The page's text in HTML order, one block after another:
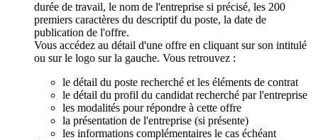
durée de travail, le nom de l'entreprise si précisé, les 200
premiers caractères du descriptif du poste, la date de
publication de l'offre.
Vous accédez au détail d'une offre en cliquant sur son intitulé
ou sur le logo sur la gauche. Vous retrouvez :
le détail du poste recherché et les éléments de contrat
le détail du profil du candidat recherché par l'entreprise
les modalités pour répondre à cette offre
la présentation de l'entreprise (si présente)
les informations complémentaires le cas échéant